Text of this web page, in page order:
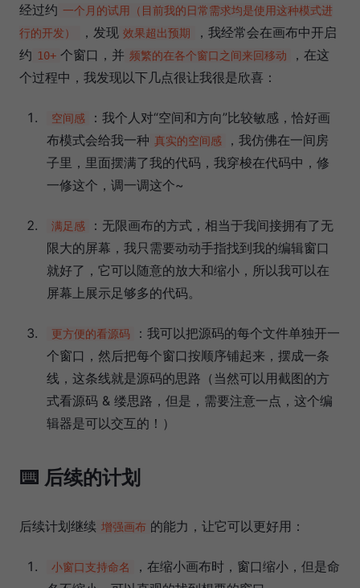
经过约 一个月的试用（目前我的日常需求均是使用这种模式进
行的开发）
，发现 效果超出预期
，我经常会在画布中开启
约 10+ 个窗口，并 频繁的在各个窗口之间来回移动
，在这
个过程中，我发现以下几点很让我很是欣喜：
空间感
：我个人对“空间和方向”比较敏感，恰好画
布模式会给我一种 真实的空间感
，我仿佛在一间房
子里，里面摆满了我的代码，我穿梭在代码中，修
一修这个，调一调这个~
满足感
：无限画布的方式，相当于我间接拥有了无
限大的屏幕，我只需要动动手指找到我的编辑窗口
就好了，它可以随意的放大和缩小，所以我可以在
屏幕上展示足够多的代码。
更方便的看源码
：我可以把源码的每个文件单独开一
个窗口，然后把每个窗口按顺序铺起来，摆成一条
线，这条线就是源码的思路（当然可以用截图的方
式看源码 & 缕思路，但是，需要注意一点，这个编
辑器是可以交互的！）
⌨️ 后续的计划
后续计划继续 增强画布 的能力，让它可以更好用：
小窗口支持命名
，在缩小画布时，窗口缩小，但是命